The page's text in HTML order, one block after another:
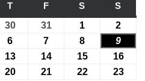
TЧЕТВЕР
FП’ЯТНИЦЯ
S СУБОТА
S
3030.07.2026
3131.07.2026
1 01.08.2026
2
6 06.08.2026
7 07.08.2026
8 08.08.2026
9
1313.08.2026
1414.08.2026
1515.08.2026
16
2020.08.2026
2121.08.2026
2222.08.2026
23